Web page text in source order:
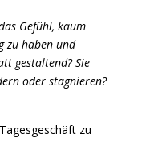
Gefühl, kaum
zu haben und
gestaltend? Sie
oder stagnieren?
zu